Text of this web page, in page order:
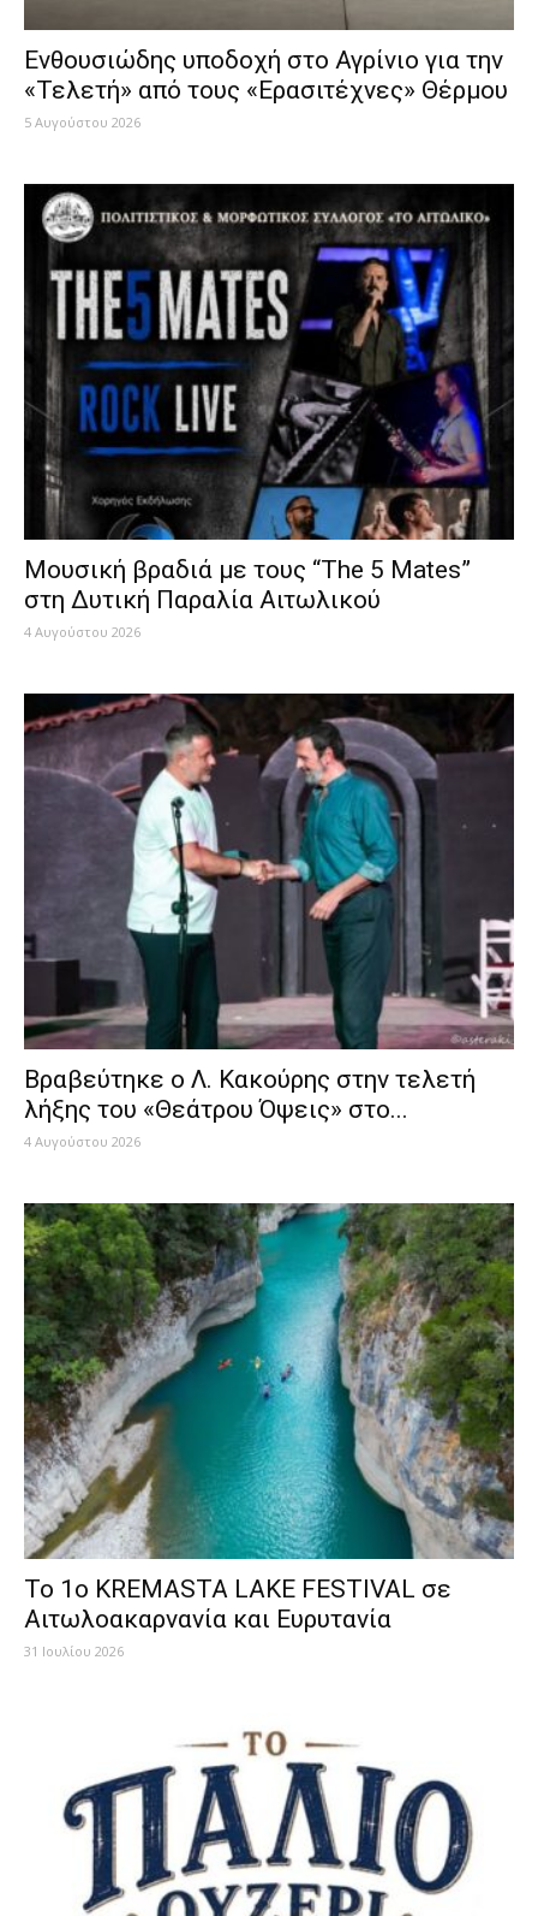
Ενθουσιώδης υποδοχή στο Αγρίνιο για την
«Τελετή» από τους «Ερασιτέχνες» Θέρμου
5 Αυγούστου 2026
Μουσική βραδιά με τους “Τhe 5 Mates”
στη Δυτική Παραλία Αιτωλικού
4 Αυγούστου 2026
Βραβεύτηκε ο Λ. Κακούρης στην τελετή
λήξης του «Θεάτρου Όψεις» στο...
4 Αυγούστου 2026
Το 1ο KREMASTA LAKE FESTIVAL σε
Αιτωλοακαρνανία και Ευρυτανία
31 Ιουλίου 2026